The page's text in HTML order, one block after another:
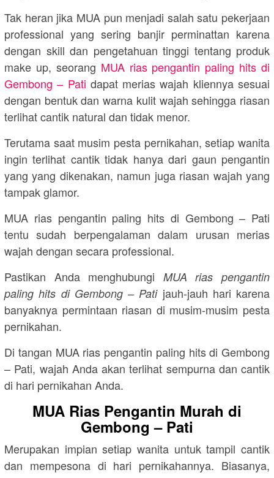
Tak heran jika MUA pun menjadi salah satu pekerjaan
professional yang sering banjir perminattan karena
dengan skill dan pengetahuan tinggi tentang produk
make up, seorang MUA rias pengantin paling hits di
Gembong – Pati dapat merias wajah kliennya sesuai
dengan bentuk dan warna kulit wajah sehingga riasan
terlihat cantik natural dan tidak menor.
Terutama saat musim pesta pernikahan, setiap wanita
ingin terlihat cantik tidak hanya dari gaun pengantin
yang yang dikenakan, namun juga riasan wajah yang
tampak glamor.
MUA rias pengantin paling hits di Gembong – Pati
tentu sudah berpengalaman dalam urusan merias
wajah dengan secara professional.
Pastikan Anda menghubungi MUA rias pengantin
paling hits di Gembong – Patijauh-jauh hari karena
banyaknya permintaan riasan di musim-musim pesta
pernikahan.
Di tangan MUA rias pengantin paling hits di Gembong
– Pati, wajah Anda akan terlihat sempurna dan cantik
di hari pernikahan Anda.
MUA Rias Pengantin Murah di
Gembong – Pati
Merupakan impian setiap wanita untuk tampil cantik
dan mempesona di hari pernikahannya. Biasanya,